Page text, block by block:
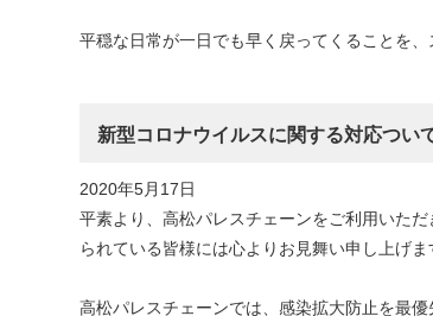
平穏な日常が一日でも早く戻ってくることを
新型コロナウイルスに関する対応つい
2020年5月17日
平素より、高松パレスチェーンをご利用いた
られている皆様には心よりお見舞い申し上げま
高松パレスチェーンでは、感染拡大防止を最